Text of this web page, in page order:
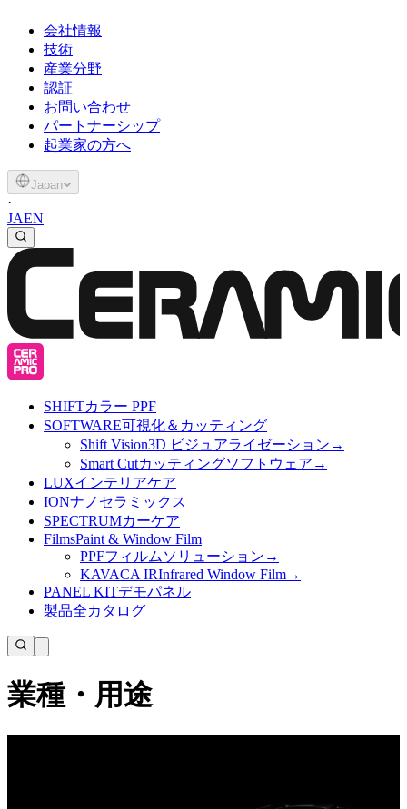
会社情報
技術
産業分野
認証
お問い合わせ
パートナーシップ
起業家の方へ
Japan
·
JAEN
SHIFTカラー PPF
SOFTWARE可視化＆カッティング
Shift Vision3D ビジュアライゼーション →
Smart Cutカッティングソフトウェア →
LUXインテリアケア
IONナノセラミックス
SPECTRUMカーケア
FilmsPaint & Window Film
PPFフィルムソリューション →
KAVACA IRInfrared Window Film→
PANEL KITデモパネル
製品全カタログ
業種・用途